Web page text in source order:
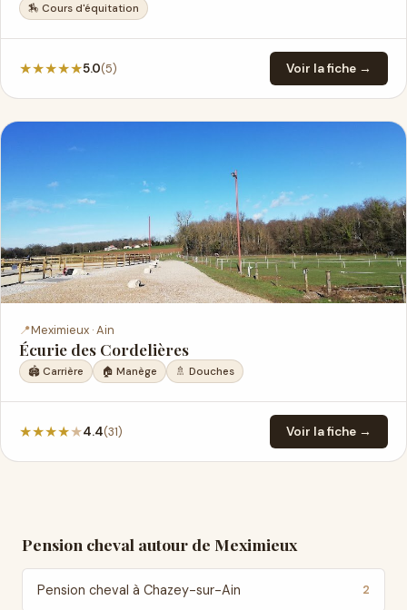
🏇 Cours d'équitation
★★★★★5.0(5) Voir la fiche →
📍Meximieux · Ain
Écurie des Cordelières
🏟️ Carrière 🏠 Manège 🚿 Douches
★★★★★4.4(31) Voir la fiche →
Pension cheval autour de Meximieux
Pension cheval à Chazey-sur-Ain 2